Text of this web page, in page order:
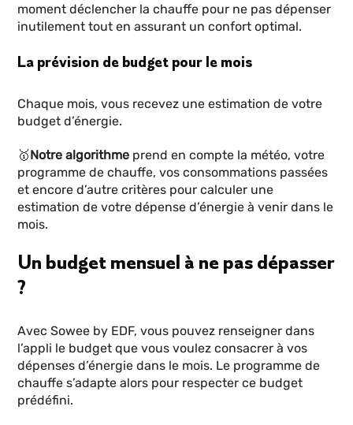
moment déclencher la chauffe pour ne pas dépenser
inutilement tout en assurant un confort optimal.
La prévision de budget pour le mois
Chaque mois, vous recevez une estimation de votre
budget d’énergie.
🥇Notre algorithme prend en compte la météo, votre
programme de chauffe, vos consommations passées
et encore d’autre critères pour calculer une
estimation de votre dépense d’énergie à venir dans le
mois.
Un budget mensuel à ne pas dépasser
?
Avec Sowee by EDF, vous pouvez renseigner dans
l’appli le budget que vous voulez consacrer à vos
dépenses d’énergie dans le mois. Le programme de
chauffe s’adapte alors pour respecter ce budget
prédéfini.